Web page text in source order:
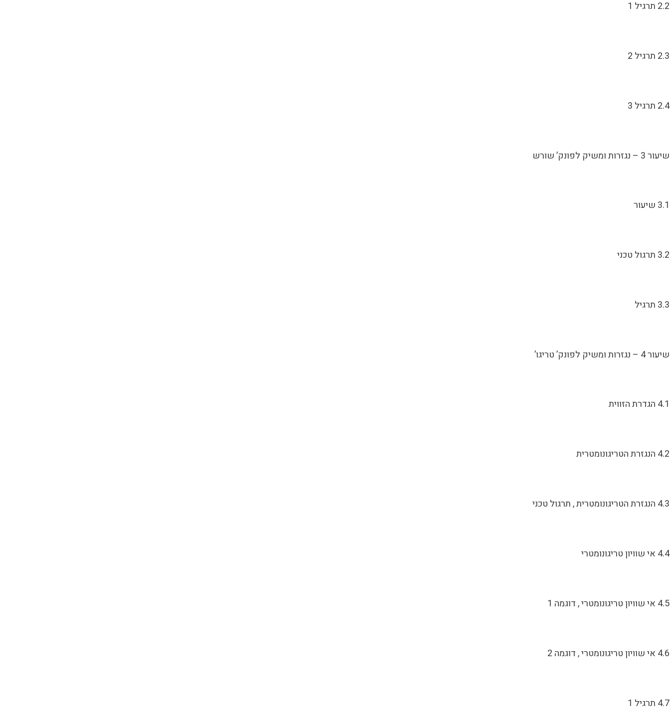
2.2 תרגיל 1
2.3 תרגיל 2
2.4 תרגיל 3
שיעור 3 – נגזרות ומשיק לפונק’ שורש
3.1 שיעור
3.2 תרגול טכני
3.3 תרגיל
שיעור 4 – נגזרות ומשיק לפונק’ טריגו’
4.1 הגדרת הזווית
4.2 הנגזרת הטריגונומטרית
4.3 הנגזרת הטריגונומטרית , תרגול טכני
4.4 אי שוויון טריגונומטרי
4.5 אי שוויון טריגונומטרי , דוגמה 1
4.6 אי שוויון טריגונומטרי , דוגמה 2
4.7 תרגיל 1